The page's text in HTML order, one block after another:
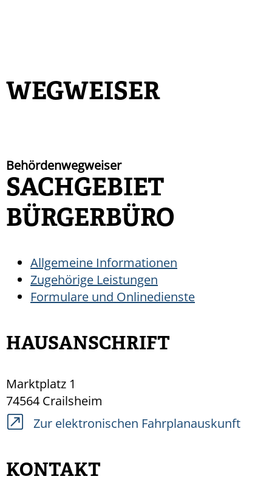
WEGWEISER
Behördenwegweiser
SACHGEBIET
BÜRGERBÜRO
Allgemeine Informationen
Zugehörige Leistungen
Formulare und Onlinedienste
HAUSANSCHRIFT
Marktplatz 1
74564 Crailsheim
Zur elektronischen Fahrplanauskunft
KONTAKT